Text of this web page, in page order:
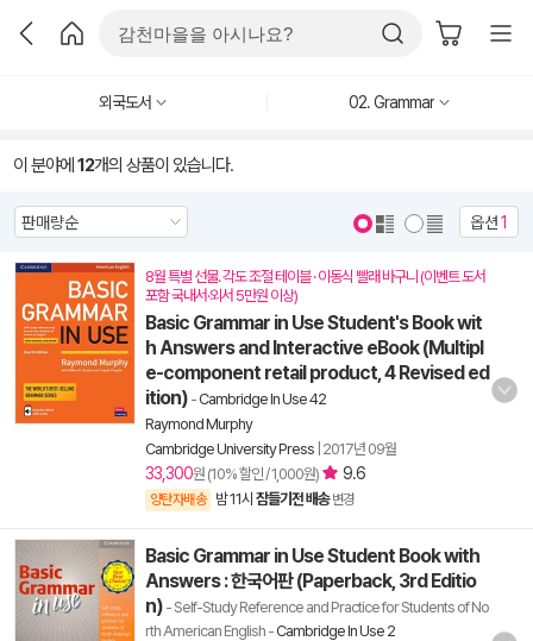
외국도서 02. Grammar
이 분야에 12개의 상품이 있습니다.
옵션1
8월 특별 선물. 각도 조절 테이블 · 이동식 빨래 바구니 (이벤트 도서
포함 국내서·외서 5만원 이상)
Basic Grammar in Use Student's Book wit
h Answers and Interactive eBook (Multipl
e-component retail product, 4 Revised ed
ition) -Cambridge In Use 42
Raymond Murphy
Cambridge University Press 2017년 09월
33,300원 (10% 할인 / 1,000원) 9.6
양탄자배송 밤 11시 잠들기전 배송 변경
Basic Grammar in Use Student Book with
Answers : 한국어판 (Paperback, 3rd Editio
n) - Self-Study Reference and Practice for Students of No
rth American English -Cambridge In Use 2